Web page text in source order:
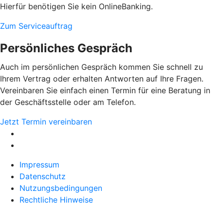
Hierfür benötigen Sie kein OnlineBanking.
Zum Serviceauftrag
Persönliches Gespräch
Auch im persönlichen Gespräch kommen Sie schnell zu
Ihrem Vertrag oder erhalten Antworten auf Ihre Fragen.
Vereinbaren Sie einfach einen Termin für eine Beratung in
der Geschäftsstelle oder am Telefon.
Jetzt Termin vereinbaren
Impressum
Datenschutz
Nutzungsbedingungen
Rechtliche Hinweise